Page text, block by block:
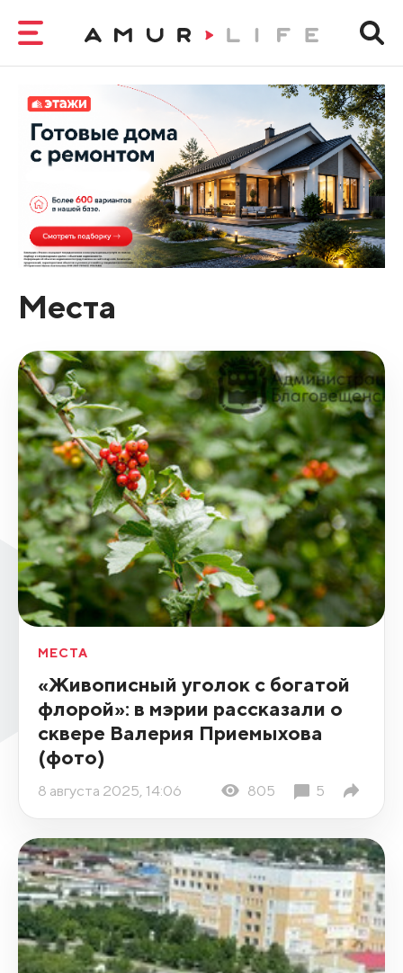
Места
МЕСТА
«Живописный уголок с богатой
флорой»: в мэрии рассказали о
сквере Валерия Приемыхова
(фото)
8 августа 2025, 14:06 805 5